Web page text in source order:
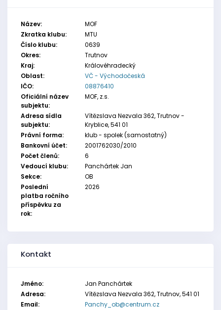
Název:
MOF
Zkratka klubu:
MTU
Číslo klubu:
0639
Okres:
Trutnov
Kraj:
Královéhradecký
Oblast:
VČ - Východočeská
IČO:
08876410
Oficiální název
subjektu:
MOF, z.s.
Adresa sídla
subjektu:
Vítězslava Nezvala 362, Trutnov -
Kryblice, 541 01
Právní forma:
klub - spolek (samostatný)
Bankovní účet:
2001762030/2010
Počet členů:
6
Vedoucí klubu:
Panchártek Jan
Sekce:
OB
Poslední
platba ročního
příspěvku za
rok:
2026
Kontakt
Jméno:
Jan Panchártek
Adresa:
Vítězslava Nezvala 362, Trutnov, 541 01
Email:
Panchy_ob@centrum.cz